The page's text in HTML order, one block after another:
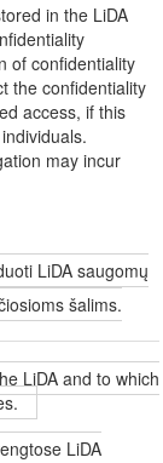
in the LiDA
of confidentiality
the confidentiality
access, if this
may incur
LiDA saugomų
šalims.
LiDA and to which
LiDA